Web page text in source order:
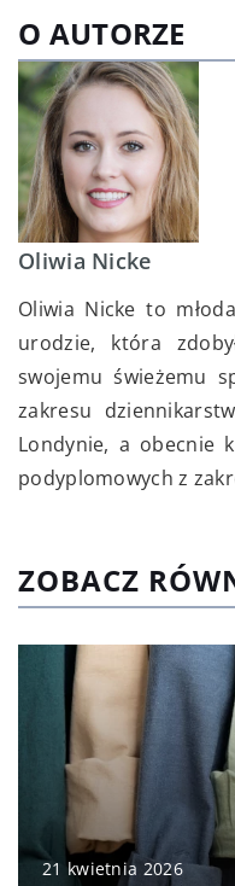
O AUTORZE
Oliwia Nicke
Oliwia Nicke to
urodzie, która
swojemu świeżemu
zakresu
Londynie, a obecnie
podyplomowych z
ZOBACZ
21 kwietnia 2026